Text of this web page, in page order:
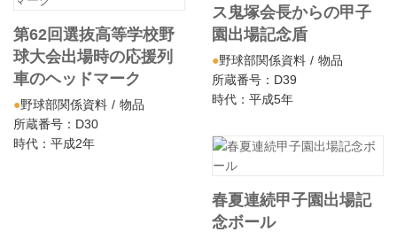
第62回選抜高等学校野
球大会出場時の応援列
車のヘッドマーク
野球部関係資料
物品
所蔵番号：D30
時代：平成2年
ス鬼塚会長からの甲子
園出場記念盾
野球部関係資料
物品
所蔵番号：D39
時代：平成5年
春夏連続甲子園出場記
念ボール